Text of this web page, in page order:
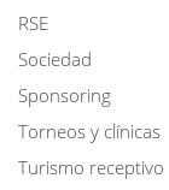
RSE
Sociedad
Sponsoring
Torneos y clínicas
Turismo receptivo